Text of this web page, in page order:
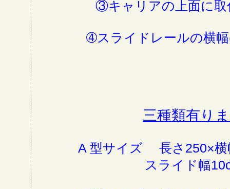
③キャリアの上面に取
➃スライドレールの横
三種類有り
A 型サイズ 長さ250×横
スライド幅